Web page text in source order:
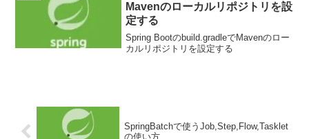
Mavenのローカルリポジトリを設
定する
Spring Bootのbuild.gradleでMavenのロー
カルリポジトリを設定する
SpringBatchで使うJob,Step,Flow,Tasklet
の使い方